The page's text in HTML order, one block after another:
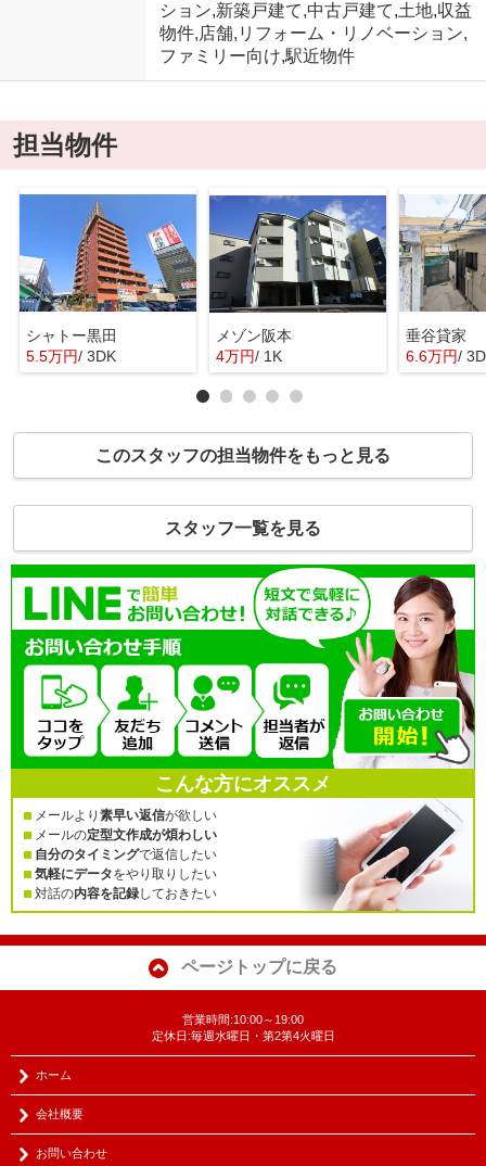
ション,新築戸建て,中古戸建て,土地,収益
物件,店舗,リフォーム・リノベーション,
ファミリー向け,駅近物件
担当物件
シャトー黒田
5.5万円/ 3DK
メゾン阪本
4万円/ 1K
垂谷貸家
6.6万円/
このスタッフの担当物件をもっと見る
スタッフ一覧を見る
こんな方にオススメ
メールより 素早い返信が欲しい
メールの定型文作成が煩わしい
自分のタイミングで返信したい
気軽にデータをやり取りしたい
対話の内容を記録しておきたい
ページトップに戻る
営業時間:10:00～19:00
定休日:毎週水曜日・第2第4火曜日
ホーム
会社概要
お問い合わせ